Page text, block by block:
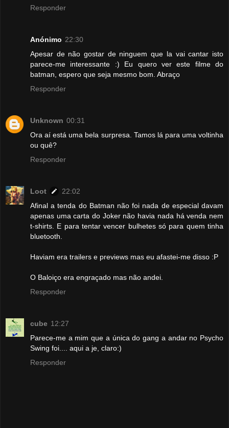
Responder
Anónimo 22:30
Apesar de não gostar de ninguem que la vai cantar isto
parece-me interessante :) Eu quero ver este filme do
batman, espero que seja mesmo bom. Abraço
Responder
Unknown 00:31
Ora aí está uma bela surpresa. Tamos lá para uma voltinha
ou quê?
Responder
Loot
22:02
Afinal a tenda do Batman não foi nada de especial davam
apenas uma carta do Joker não havia nada há venda nem
t-shirts. E para tentar vencer bulhetes só para quem tinha
bluetooth.
Haviam era trailers e previews mas eu afastei-me disso :P
O Baloiço era engraçado mas não andei.
Responder
cube 12:27
Parece-me a mim que a única do gang a andar no Psycho
Swing foi.... aqui a je, claro:)
Responder